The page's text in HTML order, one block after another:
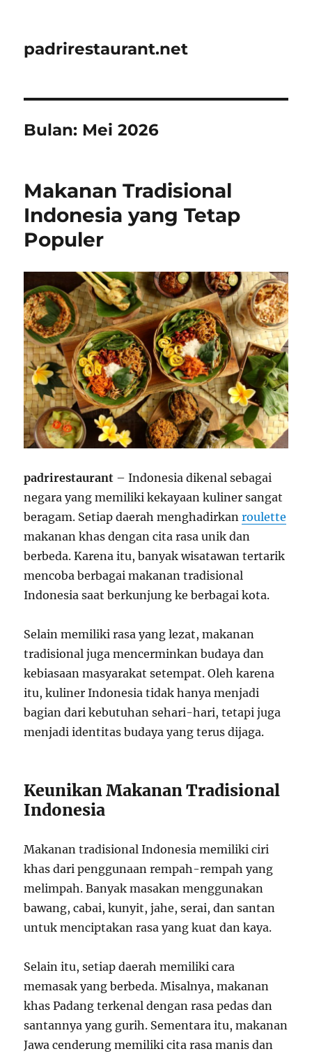
padrirestaurant.net
Bulan: Mei 2026
Makanan Tradisional
Indonesia yang Tetap
Populer
padrirestaurant – Indonesia dikenal sebagai
negara yang memiliki kekayaan kuliner sangat
beragam. Setiap daerah menghadirkanroulette
makanan khas dengan cita rasa unik dan
berbeda. Karena itu, banyak wisatawan tertarik
mencoba berbagai makanan tradisional
Indonesia saat berkunjung ke berbagai kota.
Selain memiliki rasa yang lezat, makanan
tradisional juga mencerminkan budaya dan
kebiasaan masyarakat setempat. Oleh karena
itu, kuliner Indonesia tidak hanya menjadi
bagian dari kebutuhan sehari-hari, tetapi juga
menjadi identitas budaya yang terus dijaga.
Keunikan Makanan Tradisional
Indonesia
Makanan tradisional Indonesia memiliki ciri
khas dari penggunaan rempah-rempah yang
melimpah. Banyak masakan menggunakan
bawang, cabai, kunyit, jahe, serai, dan santan
untuk menciptakan rasa yang kuat dan kaya.
Selain itu, setiap daerah memiliki cara
memasak yang berbeda. Misalnya, makanan
khas Padang terkenal dengan rasa pedas dan
santannya yang gurih. Sementara itu, makanan
Jawa cenderung memiliki cita rasa manis dan